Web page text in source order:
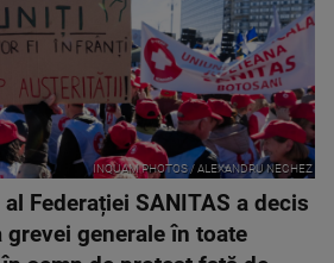
INQUAM PHOTOS / ALEXANDRU NECHEZ
Federației SANITAS a decis
grevei generale în toate